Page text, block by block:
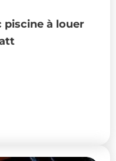
piscine à louer